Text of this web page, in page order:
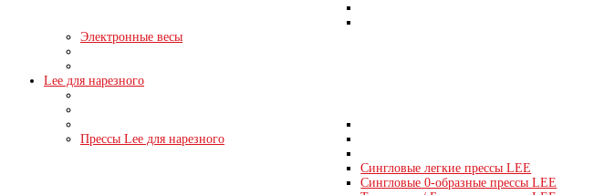
Электронные весы
Lee для нарезного
Прессы Lee для нарезного
Сингловые легкие прессы LEE
Сингловые 0-образные прессы LEE